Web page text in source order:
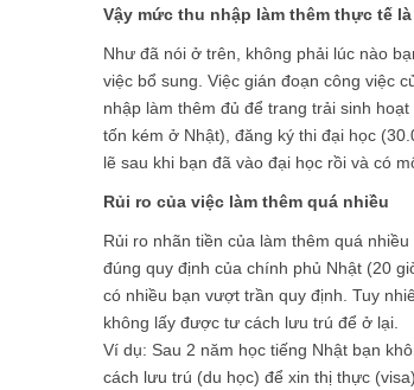
Vậy mức thu nhập làm thêm thực tế
Như đã nói ở trên, không phải lúc nào
việc bổ sung. Việc gián đoạn công việc
nhập làm thêm đủ để trang trải sinh
tốn kém ở Nhật), đăng ký thi đại học
lẽ sau khi bạn đã vào đại học rồi và có
Rủi ro của việc làm thêm quá nhiều
Rủi ro nhãn tiền của làm thêm quá
đúng quy định của chính phủ Nhật (20
có nhiều bạn vượt trần quy định. Tuy
không lấy được tư cách lưu trú để ở lại.
Ví dụ: Sau 2 năm học tiếng Nhật bạn
cách lưu trú (du học) để xin thị thực